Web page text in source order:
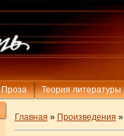
Проза Теория литературы
Главная » Произведения »